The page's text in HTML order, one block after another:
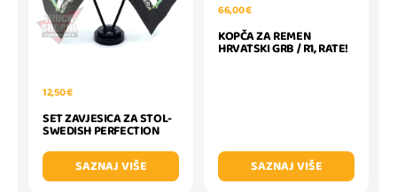
12,50 €
SET ZAVJESICA ZA STOL-
SWEDISH PERFECTION
SAZNAJ VIŠE
66,00 €
KOPČA ZA REMEN
HRVATSKI GRB / R1, RATE!
SAZNAJ VIŠE